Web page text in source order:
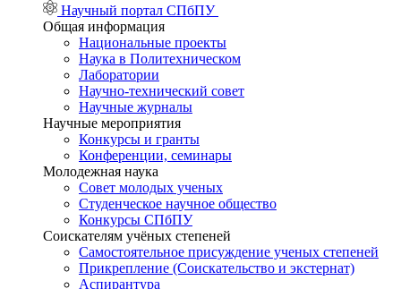
Научный портал СПбПУ
Общая информация
Национальные проекты
Наука в Политехническом
Лаборатории
Научно-технический совет
Научные журналы
Научные мероприятия
Конкурсы и гранты
Конференции, семинары
Молодежная наука
Совет молодых ученых
Студенческое научное общество
Конкурсы СПбПУ
Соискателям учёных степеней
Самостоятельное присуждение ученых степеней
Прикрепление (Соискательство и экстернат)
Аспирантура